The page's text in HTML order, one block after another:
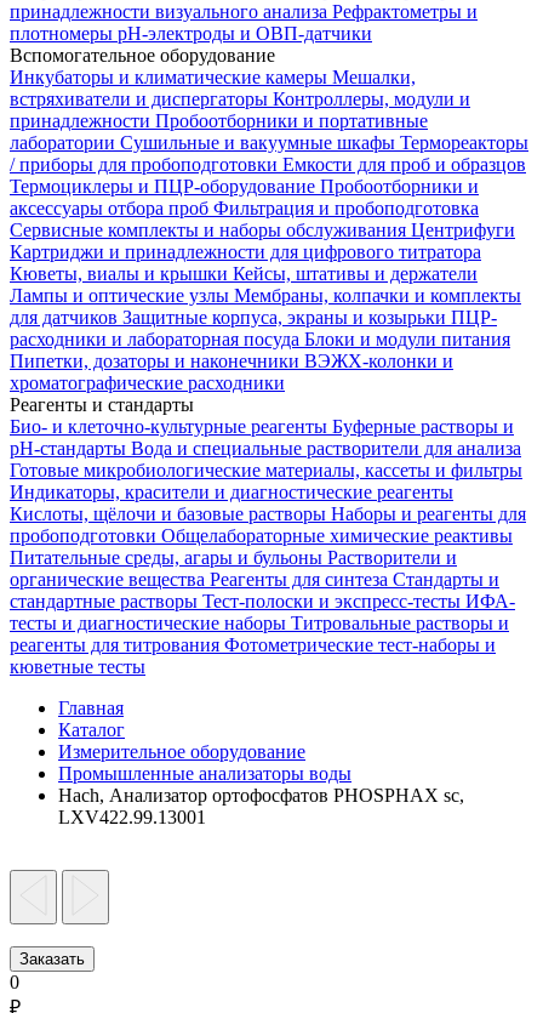
принадлежности визуального анализа Рефрактометры и
плотномеры pH-электроды и ОВП-датчики
Вспомогательное оборудование
Инкубаторы и климатические камеры Мешалки,
встряхиватели и диспергаторы Контроллеры, модули и
принадлежности Пробоотборники и портативные
лаборатории Сушильные и вакуумные шкафы Термореакторы
/ приборы для пробоподготовки Емкости для проб и образцов
Термоциклеры и ПЦР-оборудование Пробоотборники и
аксессуары отбора проб Фильтрация и пробоподготовка
Сервисные комплекты и наборы обслуживания Центрифуги
Картриджи и принадлежности для цифрового титратора
Кюветы, виалы и крышки Кейсы, штативы и держатели
Лампы и оптические узлы Мембраны, колпачки и комплекты
для датчиков Защитные корпуса, экраны и козырьки ПЦР-
расходники и лабораторная посуда Блоки и модули питания
Пипетки, дозаторы и наконечники ВЭЖХ-колонки и
хроматографические расходники
Реагенты и стандарты
Био- и клеточно-культурные реагенты Буферные растворы и
pH-стандарты Вода и специальные растворители для анализа
Готовые микробиологические материалы, кассеты и фильтры
Индикаторы, красители и диагностические реагенты
Кислоты, щёлочи и базовые растворы Наборы и реагенты для
пробоподготовки Общелабораторные химические реактивы
Питательные среды, агары и бульоны Растворители и
органические вещества Реагенты для синтеза Стандарты и
стандартные растворы Тест-полоски и экспресс-тесты ИФА-
тесты и диагностические наборы Титровальные растворы и
реагенты для титрования Фотометрические тест-наборы и
кюветные тесты
Главная
Каталог
Измерительное оборудование
Промышленные анализаторы воды
Hach, Анализатор ортофосфатов PHOSPHAX sc,
LXV422.99.13001
Заказать
0
₽